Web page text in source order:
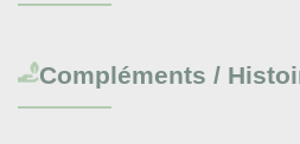
Compléments /